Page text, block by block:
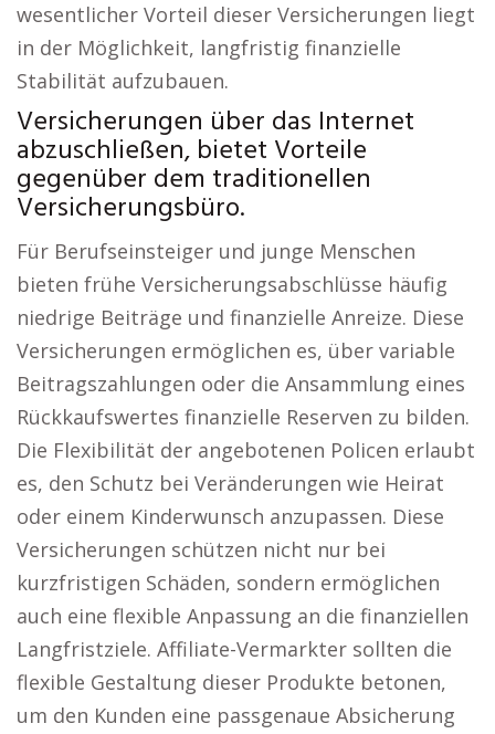
wesentlicher Vorteil dieser Versicherungen liegt
in der Möglichkeit, langfristig finanzielle
Stabilität aufzubauen.
Versicherungen über das Internet
abzuschließen, bietet Vorteile
gegenüber dem traditionellen
Versicherungsbüro.
Für Berufseinsteiger und junge Menschen
bieten frühe Versicherungsabschlüsse häufig
niedrige Beiträge und finanzielle Anreize. Diese
Versicherungen ermöglichen es, über variable
Beitragszahlungen oder die Ansammlung eines
Rückkaufswertes finanzielle Reserven zu bilden.
Die Flexibilität der angebotenen Policen erlaubt
es, den Schutz bei Veränderungen wie Heirat
oder einem Kinderwunsch anzupassen. Diese
Versicherungen schützen nicht nur bei
kurzfristigen Schäden, sondern ermöglichen
auch eine flexible Anpassung an die finanziellen
Langfristziele. Affiliate-Vermarkter sollten die
flexible Gestaltung dieser Produkte betonen,
um den Kunden eine passgenaue Absicherung